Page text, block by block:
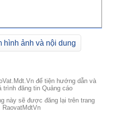
hình ảnh và nội dung
để tiện hướng dẫn và
trình đăng tin Quảng cáo
này sẽ được đăng lại trên trang
RaovatMdtVn